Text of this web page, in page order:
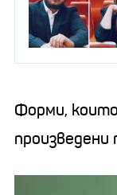
Форми,
произведени